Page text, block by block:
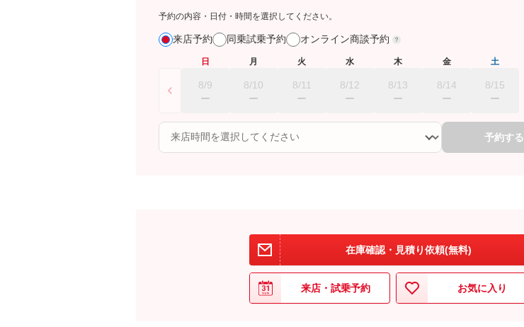
予約の内容・日付・時間を選択してください。
来店予約 同乗試乗予約 オンライン商談予約
日
8/9
月
8/10
火
8/11
水
8/12
木
8/13
金
8/14
土
8/15
予約する
在庫確認・見積り依頼(無料)
来店・試乗予約 お気に入り